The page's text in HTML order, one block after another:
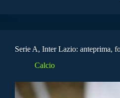
Serie A, Inter Lazio: anteprima,
Calcio